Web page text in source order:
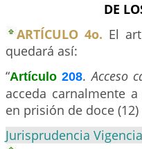
DE
ARTÍCULO 4o. El
quedará así:
“Artículo208.Acceso
acceda carnalmente
en prisión de doce (12)
Jurisprudencia Vigencia